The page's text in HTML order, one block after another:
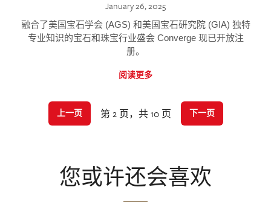
January 26, 2025
融合了美国宝石学会 (AGS) 和美国宝石研究院 (GIA) 独特
专业知识的宝石和珠宝行业盛会 Converge 现已开放注
册。
阅读更多
上一页 第 2 页，共 10 页 下一页
您或许还会喜欢